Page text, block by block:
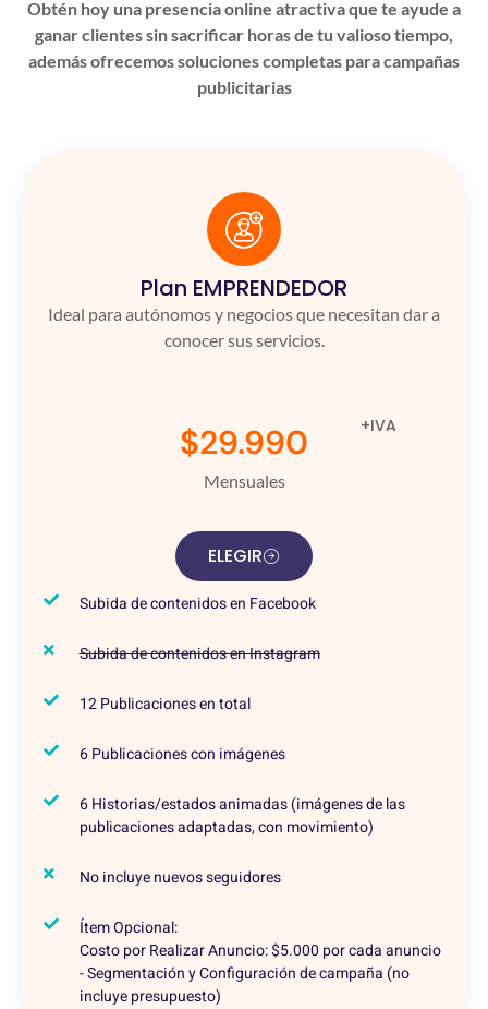
Obtén hoy una presencia online atractiva que te ayude a
ganar clientes sin sacrificar horas de tu valioso tiempo,
además ofrecemos soluciones completas para campañas
publicitarias
Plan EMPRENDEDOR
Ideal para autónomos y negocios que necesitan dar a
conocer sus servicios.
+IVA
$29.990
Mensuales
ELEGIR
Subida de contenidos en Facebook
Subida de contenidos en Instagram
12 Publicaciones en total
6 Publicaciones con imágenes
6 Historias/estados animadas (imágenes de las
publicaciones adaptadas, con movimiento)
No incluye nuevos seguidores
Ítem Opcional:
Costo por Realizar Anuncio: $5.000 por cada anuncio
- Segmentación y Configuración de campaña (no
incluye presupuesto)